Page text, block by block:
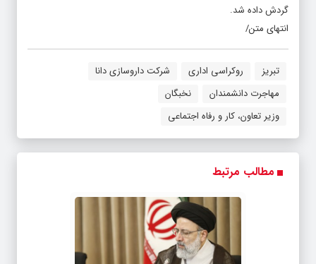
گردش داده شد.
انتهای متن/
تبریز روکراسی اداری
شرکت داروسازی دانا
مهاجرت دانشمندان
نخبگان
وزیر تعاون، کار و رفاه اجتماعی
مطالب مرتبط